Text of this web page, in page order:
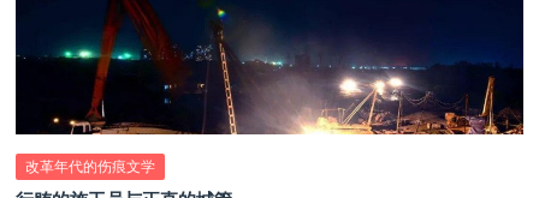
改革年代的伤痕文学